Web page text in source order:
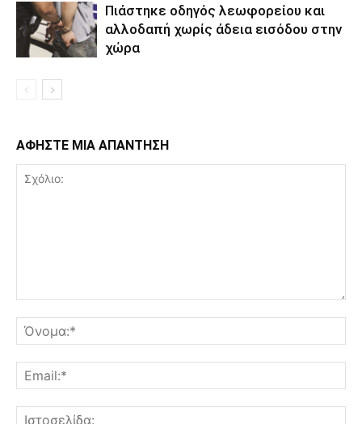
Πιάστηκε οδηγός λεωφορείου και
αλλοδαπή χωρίς άδεια εισόδου στην
χώρα
ΑΦΗΣΤΕ ΜΙΑ ΑΠΑΝΤΗΣΗ